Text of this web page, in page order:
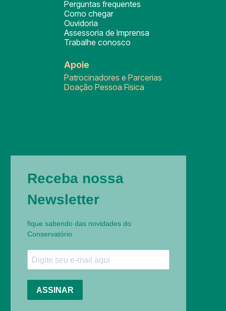
Perguntas frequentes
Como chegar
Ouvidoria
Assessoria de Imprensa
Trabalhe conosco
Apoie
Patrocinadores e Parcerias
Doação Pessoa Física